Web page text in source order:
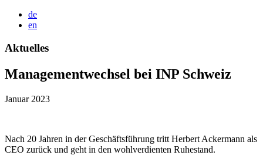
de
en
Aktuelles
Managementwechsel bei INP Schweiz
Januar 2023
Nach 20 Jahren in der Geschäftsführung tritt Herbert Ackermann als
CEO zurück und geht in den wohlverdienten Ruhestand.